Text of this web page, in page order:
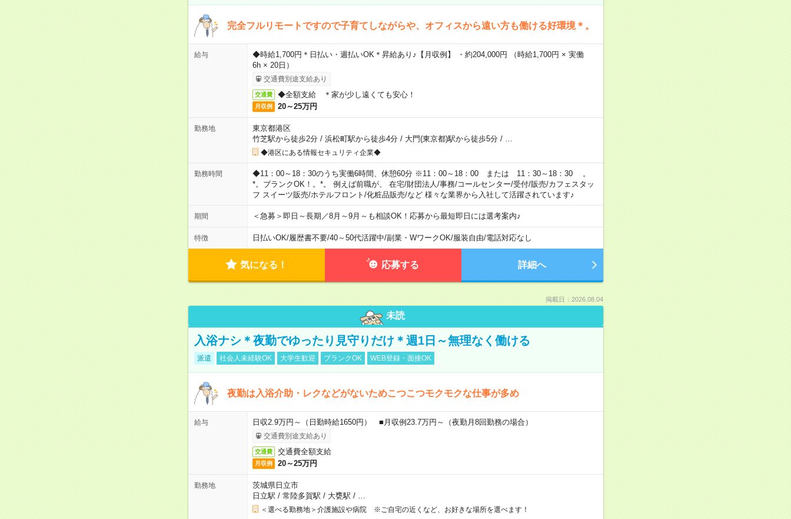
完全フルリモートですので子育てしながらや、オフィスから遠い方も働ける好環境＊。
給与
◆時給1,700円＊日払い・週払いOK＊昇給あり♪【月収例】 ・約204,000円 （時給1,700円 × 実働
6h × 20日）
交通費別途支給あり
交通費 ◆全額支給 ＊家が少し遠くても安心！
月収例 20～25万円
勤務地
東京都港区
竹芝駅から徒歩2分/ 浜松町駅から徒歩4分/ 大門(東京都)駅から徒歩5分/
◆港区にある情報セキュリティ企業◆
勤務時間
◆11：00～18：30のうち実働6時間、休憩60分 ※11：00～18：00 または 11：30～18：30 。
*。ブランクOK！。*。 例えば前職が、 在宅/財団法人/事務/コールセンター/受付/販売/カフェスタッ
フ スイーツ販売/ホテルフロント/化粧品販売/など 様々な業界から入社して活躍されています♪
期間 ＜急募＞即日～長期／8月～9月～も相談OK！応募から最短即日には選考案内♪
特徴 日払いOK/履歴書不要/40～50代活躍中/副業・WワークOK/服装自由/電話対応なし
気になる！ 応募する 詳細へ
掲載日：2026.08.04
未読
入浴ナシ＊夜勤でゆったり見守りだけ＊週1日～無理なく働ける
派遣 社会人未経験OK 大学生歓迎 ブランクOK WEB登録・面接OK
夜勤は入浴介助・レクなどがないためこつこつモクモクな仕事が多め
給与 日収2.9万円～（日勤時給1650円） ■月収例23.7万円～（夜勤月8回勤務の場合）
交通費別途支給あり
交通費 交通費全額支給
月収例 20～25万円
勤務地
茨城県日立市
日立駅 / 常陸多賀駅 / 大甕駅 /
＜選べる勤務地＞介護施設や病院 ※ご自宅の近くなど、お好きな場所を選べます！